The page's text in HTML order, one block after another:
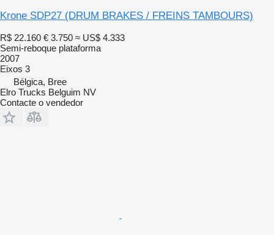
Krone SDP27 (DRUM BRAKES / FREINS TAMBOURS)
R$ 22.160 € 3.750 ≈ US$ 4.333
Semi-reboque plataforma
2007
Eixos 3
Bélgica, Bree
Elro Trucks Belguim NV
Contacte o vendedor